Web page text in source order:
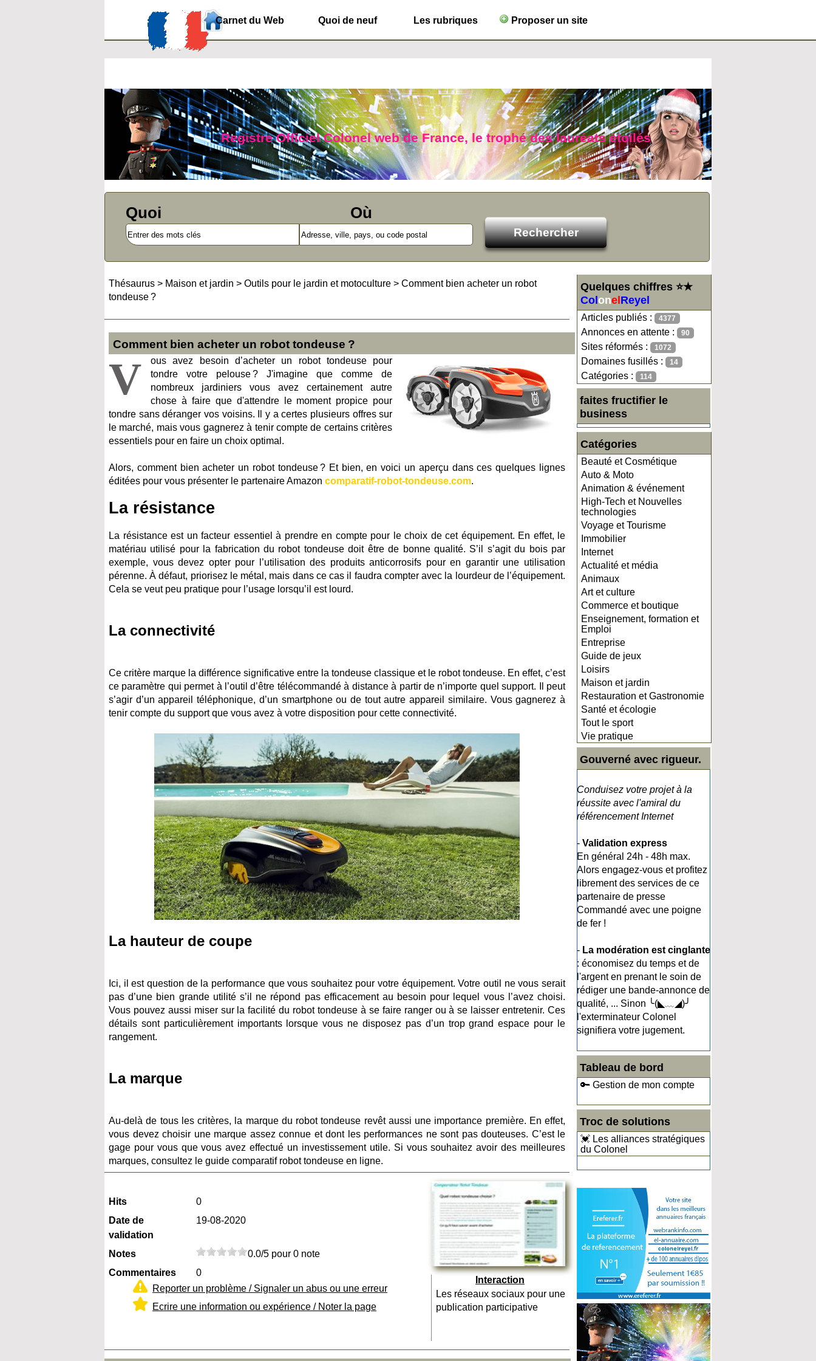
Carnet du Web Quoi de neuf Les rubriques Proposer un site
Registre Officiel Colonel web de France, le trophé des lauréats étoilés
Quoi Où
Quelques chiffres ⭐★
Col onel Reyel
Articles publiés : 4377
Annonces en attente : 90
Sites réformés : 1072
Domaines fusillés : 14
Catégories : 114
faites fructifier le
business
Catégories
Beauté et Cosmétique
Auto & Moto
Animation & événement
High-Tech et Nouvelles
technologies
Voyage et Tourisme
Immobilier
Internet
Actualité et média
Animaux
Art et culture
Commerce et boutique
Enseignement, formation et
Emploi
Entreprise
Guide de jeux
Loisirs
Maison et jardin
Restauration et Gastronomie
Santé et écologie
Tout le sport
Vie pratique
Gouverné avec rigueur.
Conduisez votre projet à la
réussite avec l'amiral du
référencement Internet
- Validation express
En général 24h - 48h max.
Alors engagez-vous et profitez
librement des services de ce
partenaire de presse
Commandé avec une poigne
de fer !
- La modération est cinglante
: économisez du temps et de
l'argent en prenant le soin de
rédiger une bande-annonce de
qualité, ... Sinon ╰(◣﹏◢)╯
l'exterminateur Colonel
signifiera votre jugement.
Tableau de bord
🔑 Gestion de mon compte
Troc de solutions
💓 Les alliances stratégiques
du Colonel
Thésaurus > Maison et jardin > Outils pour le jardin et motoculture > Comment bien acheter un robot
tondeuse ?
Comment bien acheter un robot tondeuse ?
V
ous avez besoin d’acheter un robot tondeuse pour
tondre votre pelouse ? J'imagine que comme de
nombreux jardiniers vous avez certainement autre
chose à faire que d'attendre le moment propice pour
tondre sans déranger vos voisins. Il y a certes plusieurs offres sur
le marché, mais vous gagnerez à tenir compte de certains critères
essentiels pour en faire un choix optimal.
Alors, comment bien acheter un robot tondeuse ? Et bien, en voici un aperçu dans ces quelques lignes
éditées pour vous présenter le partenaire Amazon comparatif-robot-tondeuse.com.
La résistance
La résistance est un facteur essentiel à prendre en compte pour le choix de cet équipement. En effet, le
matériau utilisé pour la fabrication du robot tondeuse doit être de bonne qualité. S’il s’agit du bois par
exemple, vous devez opter pour l’utilisation des produits anticorrosifs pour en garantir une utilisation
pérenne. À défaut, priorisez le métal, mais dans ce cas il faudra compter avec la lourdeur de l’équipement.
Cela se veut peu pratique pour l’usage lorsqu’il est lourd.
La connectivité
Ce critère marque la différence significative entre la tondeuse classique et le robot tondeuse. En effet, c’est
ce paramètre qui permet à l’outil d’être télécommandé à distance à partir de n’importe quel support. Il peut
s’agir d’un appareil téléphonique, d’un smartphone ou de tout autre appareil similaire. Vous gagnerez à
tenir compte du support que vous avez à votre disposition pour cette connectivité.
La hauteur de coupe
Ici, il est question de la performance que vous souhaitez pour votre équipement. Votre outil ne vous serait
pas d’une bien grande utilité s’il ne répond pas efficacement au besoin pour lequel vous l’avez choisi.
Vous pouvez aussi miser sur la facilité du robot tondeuse à se faire ranger ou à se laisser entretenir. Ces
détails sont particulièrement importants lorsque vous ne disposez pas d’un trop grand espace pour le
rangement.
La marque
Au-delà de tous les critères, la marque du robot tondeuse revêt aussi une importance première. En effet,
vous devez choisir une marque assez connue et dont les performances ne sont pas douteuses. C’est le
gage pour vous que vous avez effectué un investissement utile. Si vous souhaitez avoir des meilleures
marques, consultez le guide comparatif robot tondeuse en ligne.
Hits
0
Date de
validation
19-08-2020
Notes
0.0/5 pour 0 note
Commentaires
0
Reporter un problème / Signaler un abus ou une erreur
Ecrire une information ou expérience / Noter la page
Interaction
Les réseaux sociaux pour une
publication participative